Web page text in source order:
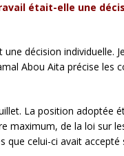
était-elle une
décision individuelle.
Abou Aita précise les
La position adoptée
maximum, de la loi sur
celui-ci avait accepté